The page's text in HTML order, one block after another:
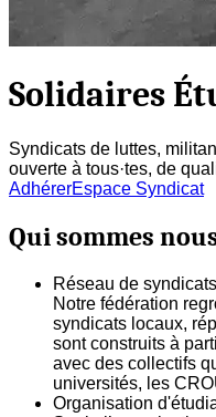
Solidaires
Syndicats de luttes,
ouverte à tous·tes, de
AdhérerEspace Syndicat
Qui sommes
Réseau de syndicats
Notre fédération
syndicats locaux,
sont construits à
avec des collectifs
universités, les
Organisation